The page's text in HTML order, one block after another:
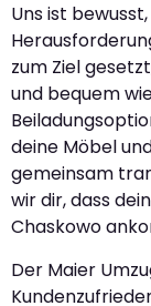
Uns ist
zum Ziel
und bequem
deine Möbel
gemeinsam
wir dir, dass
Chaskowo
Der Maier